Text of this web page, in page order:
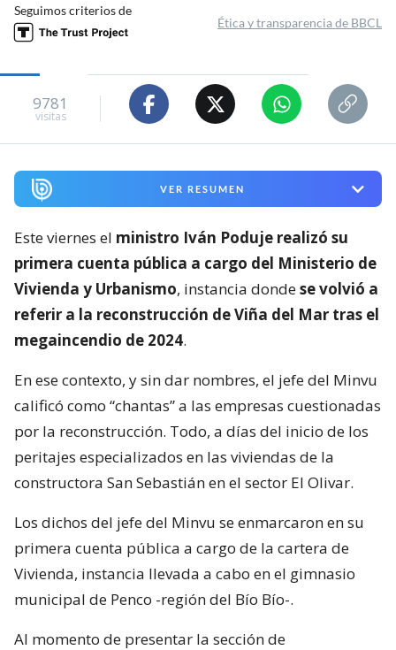
Seguimos criterios de
Ética y transparencia de BBCL
9781
visitas
VER RESUMEN
Este viernes el ministro Iván Poduje realizó su
primera cuenta pública a cargo del Ministerio de
Vivienda y Urbanismo, instancia dondese volvió a
referir a la reconstrucción de Viña del Mar tras el
megaincendio de 2024.
En ese contexto, y sin dar nombres, el jefe del Minvu
calificó como “chantas” a las empresas cuestionadas
por la reconstrucción. Todo, a días del inicio de los
peritajes especializados en las viviendas de la
constructora San Sebastián en el sector El Olivar.
Los dichos del jefe del Minvu se enmarcaron en su
primera cuenta pública a cargo de la cartera de
Vivienda, instancia llevada a cabo en el gimnasio
municipal de Penco -región del Bío Bío-.
Al momento de presentar la sección de